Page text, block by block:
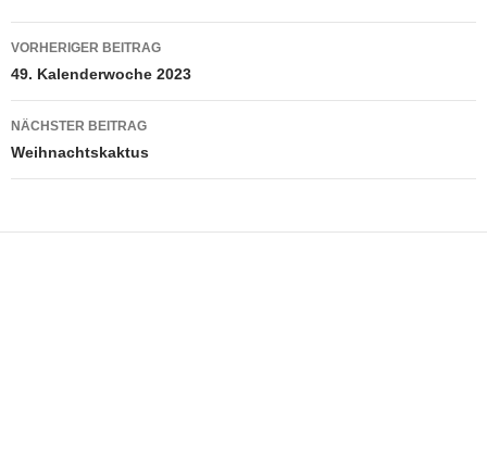
Beitragsnavigation
VORHERIGER BEITRAG
49. Kalenderwoche 2023
NÄCHSTER BEITRAG
Weihnachtskaktus